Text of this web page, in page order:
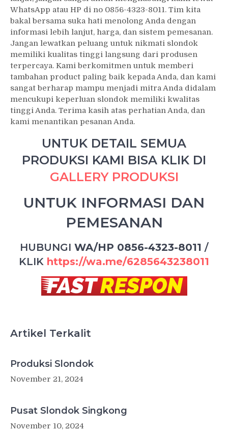
WhatsApp atau HP di no 0856-4323-8011. Tim kita
bakal bersama suka hati menolong Anda dengan
informasi lebih lanjut, harga, dan sistem pemesanan.
Jangan lewatkan peluang untuk nikmati slondok
memiliki kualitas tinggi langsung dari produsen
terpercaya. Kami berkomitmen untuk memberi
tambahan product paling baik kepada Anda, dan kami
sangat berharap mampu menjadi mitra Anda didalam
mencukupi keperluan slondok memiliki kwalitas
tinggi Anda. Terima kasih atas perhatian Anda, dan
kami menantikan pesanan Anda.
UNTUK DETAIL SEMUA
PRODUKSI KAMI BISA KLIK DI
GALLERY PRODUKSI
UNTUK INFORMASI DAN
PEMESANAN
HUBUNGI WA/HP 0856-4323-8011 /
KLIK https://wa.me/6285643238011
Artikel Terkalit
Produksi Slondok
November 21, 2024
Pusat Slondok Singkong
November 10, 2024